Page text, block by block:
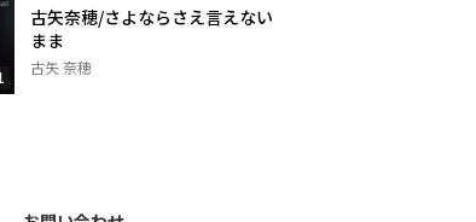
古矢奈穂/さよならさえ言えない
まま
古矢 奈穂